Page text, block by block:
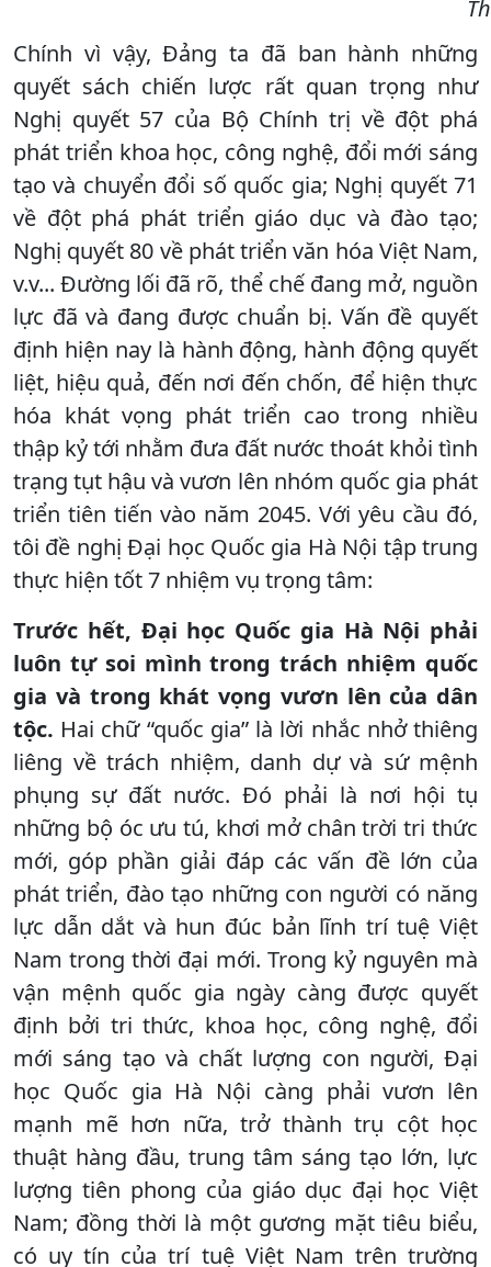
Chính vì vậy, Đảng ta đã ban hành những
quyết sách chiến lược rất quan trọng như
Nghị quyết 57 của Bộ Chính trị về đột phá
phát triển khoa học, công nghệ, đổi mới sáng
tạo và chuyển đổi số quốc gia; Nghị quyết 71
về đột phá phát triển giáo dục và đào tạo;
Nghị quyết 80 về phát triển văn hóa Việt Nam,
v.v... Đường lối đã rõ, thể chế đang mở, nguồn
lực đã và đang được chuẩn bị. Vấn đề quyết
định hiện nay là hành động, hành động quyết
liệt, hiệu quả, đến nơi đến chốn, để hiện thực
hóa khát vọng phát triển cao trong nhiều
thập kỷ tới nhằm đưa đất nước thoát khỏi tình
trạng tụt hậu và vươn lên nhóm quốc gia phát
triển tiên tiến vào năm 2045. Với yêu cầu đó,
tôi đề nghị Đại học Quốc gia Hà Nội tập trung
thực hiện tốt 7 nhiệm vụ trọng tâm:
Trước hết, Đại học Quốc gia Hà Nội phải
luôn tự soi mình trong trách nhiệm quốc
gia và trong khát vọng vươn lên của dân
tộc. Hai chữ “quốc gia” là lời nhắc nhở thiêng
liêng về trách nhiệm, danh dự và sứ mệnh
phụng sự đất nước. Đó phải là nơi hội tụ
những bộ óc ưu tú, khơi mở chân trời tri thức
mới, góp phần giải đáp các vấn đề lớn của
phát triển, đào tạo những con người có năng
lực dẫn dắt và hun đúc bản lĩnh trí tuệ Việt
Nam trong thời đại mới. Trong kỷ nguyên mà
vận mệnh quốc gia ngày càng được quyết
định bởi tri thức, khoa học, công nghệ, đổi
mới sáng tạo và chất lượng con người, Đại
học Quốc gia Hà Nội càng phải vươn lên
mạnh mẽ hơn nữa, trở thành trụ cột học
thuật hàng đầu, trung tâm sáng tạo lớn, lực
lượng tiên phong của giáo dục đại học Việt
Nam; đồng thời là một gương mặt tiêu biểu,
có uy tín của trí tuệ Việt Nam trên trường